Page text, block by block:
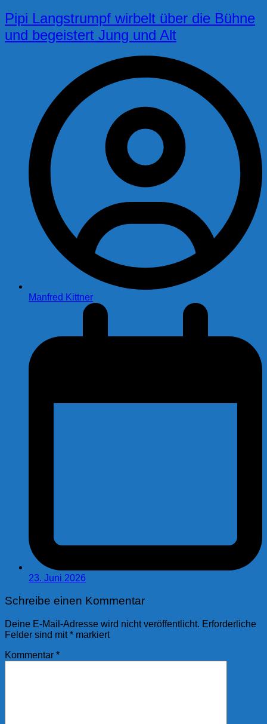
Pipi Langstrumpf wirbelt über die Bühne
und begeistert Jung und Alt
Manfred Kittner
23. Juni 2026
Schreibe einen Kommentar
Deine E-Mail-Adresse wird nicht veröffentlicht. Erforderliche
Felder sind mit* markiert
Kommentar *